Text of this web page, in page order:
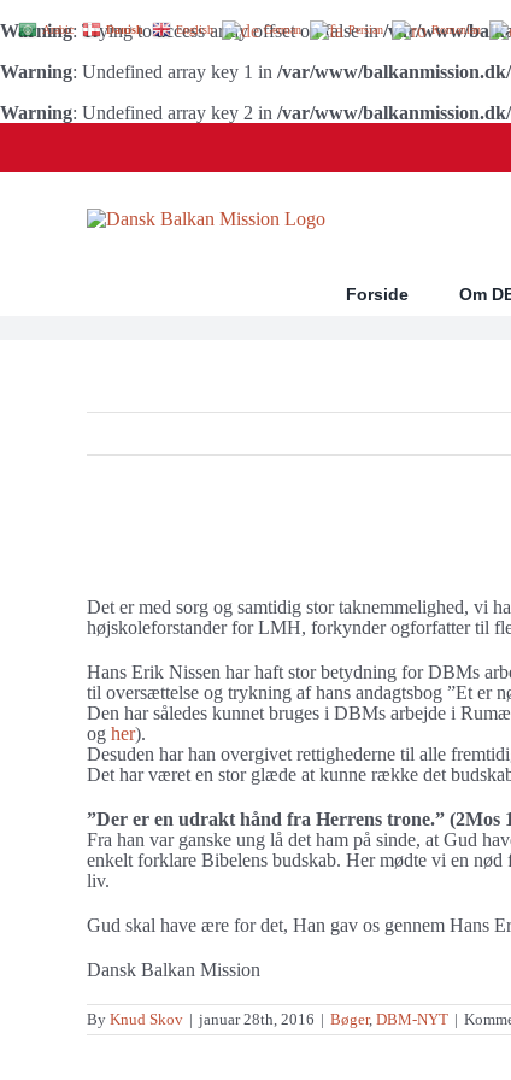
Warning: Trying to access array offset on false in/var/www/
Warning: Undefined array key 1 in /var/www/
Warning: Undefined array key 2 in /var/www/
content
Forside Om
Det er med sorg og samtidig stor taknemmelighed, vi
højskoleforstander for LMH, forkynder ogforfatter til
Hans Erik Nissen har haft stor betydning for DBMs
til oversættelse og trykning af hans andagtsbog ”Et er
Den har således kunnet bruges i DBMs arbejde i
og her).
Desuden har han overgivet rettighederne til alle
Det har været en stor glæde at kunne række det
”Der er en udrakt hånd fra Herrens trone.” (2Mos
Fra han var ganske ung lå det ham på sinde, at Gud
enkelt forklare Bibelens budskab. Her mødte vi en
liv.
Gud skal have ære for det, Han gav os gennem Hans
Dansk Balkan Mission
By Knud Skov | januar 28th, 2016 | Bøger, DBM-NYT |
Arabic Danish English German Persian Romanian